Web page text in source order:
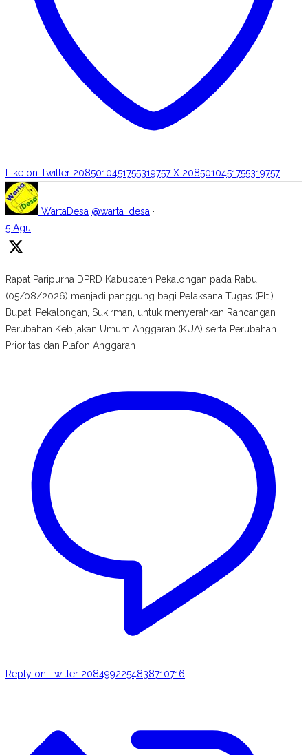
Like on Twitter 2085010451755319757 X 2085010451755319757
WartaDesa @warta_desa ·
5 Agu
Rapat Paripurna DPRD Kabupaten Pekalongan pada Rabu
(05/08/2026) menjadi panggung bagi Pelaksana Tugas (Plt.)
Bupati Pekalongan, Sukirman, untuk menyerahkan Rancangan
Perubahan Kebijakan Umum Anggaran (KUA) serta Perubahan
Prioritas dan Plafon Anggaran
Reply on Twitter 2084992254838710716